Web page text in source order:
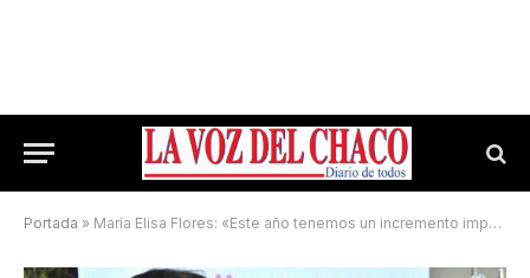
Portada » María Elisa Flores: «Este año tenemos un incremento importante de casos de gripe A»